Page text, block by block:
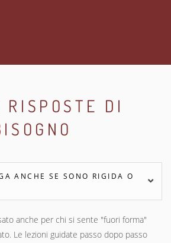
DI
ANCHE SE SONO RIGIDA O
anche per chi si sente "fuori forma"
Le lezioni guidate passo dopo passo